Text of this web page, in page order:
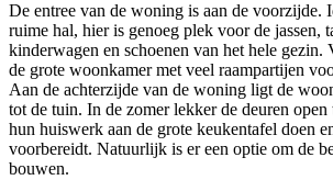
De entree van de woning is aan de voorzijde.
ruime hal, hier is genoeg plek voor de jassen,
kinderwagen en schoenen van het hele gezin.
de grote woonkamer met veel raampartijen
Aan de achterzijde van de woning ligt de
tot de tuin. In de zomer lekker de deuren
hun huiswerk aan de grote keukentafel doen
voorbereidt. Natuurlijk is er een optie om de
bouwen.